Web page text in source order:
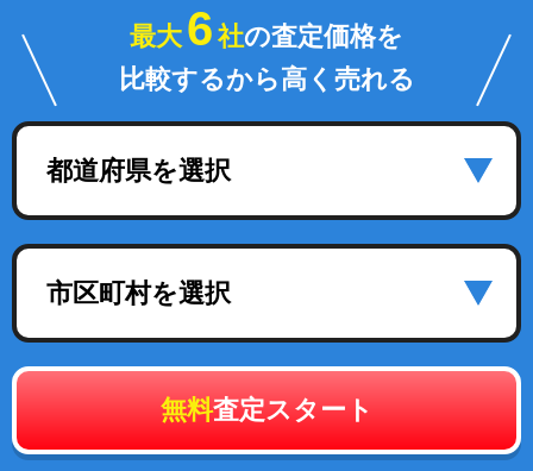
最大 6 社の査定価格を
比較するから高く売れる
都道府県を選択
市区町村を選択
無料査定スタート